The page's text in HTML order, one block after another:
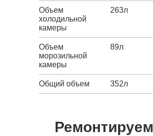
Объем
холодильной
камеры
263л
Объем
морозильной
камеры
89л
Общий объем 352л